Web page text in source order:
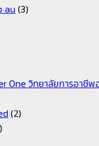
au (3)
One วิทยาลัยการอาชี
(2)